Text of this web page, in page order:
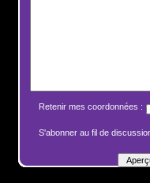
Retenir mes coordonnées :
S'abonner au fil de